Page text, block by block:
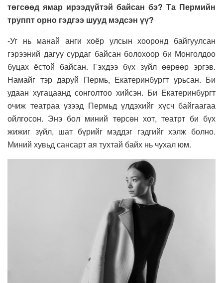
төгсөөд ямар ирээдүйтэй байсан бэ? Та Пермийн
труппт орно гэдгээ шууд мэдсэн үү?
-Уг нь манай анги хоёр улсын хооронд байгуулсан
гэрээний дагуу сурдаг байсан болохоор би Монголдоо
буцах ёстой байсан. Гэхдээ бүх зүйл өөрөөр эргэв.
Намайг тэр даруй Пермь, Екатеринбургт урьсан. Би
удаан хугацаанд сонголтоо хийсэн. Би Екатеринбургт
очиж театраа үзээд Пермьд үлдэхийг хүсч байгаагаа
ойлгосон. Энэ бол миний төрсөн хот, театрт би бүх
жижиг зүйл, шат бүрийг мэддэг гэдгийг хэлж болно.
Миний хувьд сансарт ая тухтай байх нь чухал юм.